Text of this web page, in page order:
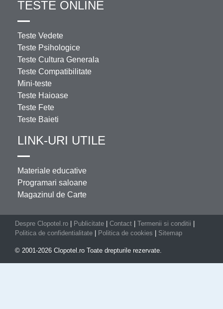
TESTE ONLINE
Teste Vedete
Teste Psihologice
Teste Cultura Generala
Teste Compatibilitate
Mini-teste
Teste Haioase
Teste Fete
Teste Baieti
LINK-URI UTILE
Materiale educative
Programari saloane
Magazinul de Carte
Despre Clopotel.ro Publicitate Contact Termenii si conditii
Politica de confidentialitate
Politica de cookies Sitemap
© 2001-2026 Clopotel.ro Toate drepturile rezervate.